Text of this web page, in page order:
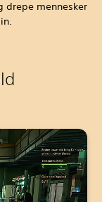
drepe mennesker